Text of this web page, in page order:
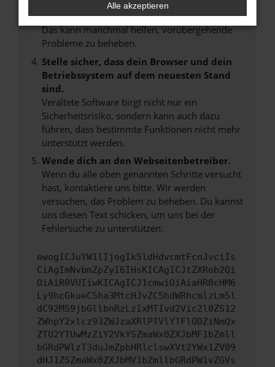
Starte dein Gerät neu.
Das kann manchmal helfen, vorübergehende
Probleme zu beheben.
Stelle sicher, dass dein Browser und dein
Betriebssystem auf dem neuesten Stand
sind.
Veraltete Software birgt nicht nur ein
Sicherheitsrisiko, sondern kann auch dazu
führen, dass bestimmte Funktionen nicht mehr
unterstützt werden.
Wende dich an den Webseitenbetreiber.
Wenn du alle oben genannten Schritte versucht
hast, kontaktiere uns bitte. Wir werden
versuchen, das Problem zu beheben. Du kannst
uns diesen Text schicken, um uns bei der
Fehlersuche zu unterstützen:
ewogICJuYW1lIjogIk5ldHdvcmtFcnJvciIs
CiAgImNvbmZpZyI6IHsKICAgICJtZXRob2Qi
OiAiR0VUIiwKICAgICJ1cmwiOiAiaHR0cHM6
Ly9hcGkueC5ha3MtcHJvZC5hdWRhcmlzLm5l
dC92MS9jbGllbnRzLzIxMTIvd2Vic2l0ZS12
ZWhpY2xlcz93ZWJzaXRlPTVlYTFlODZiNmQx
ZTU2YTUwMzZiY2VkYSZmaWx0ZXJbMF1bZmll
bGRdPWlzT3duJmZpbHRlclswXVt2YWx1ZV09
dHJ1ZSZmaWx0ZXJbMV1bZmllbGRdPW1vZGVs
Alle akzeptieren